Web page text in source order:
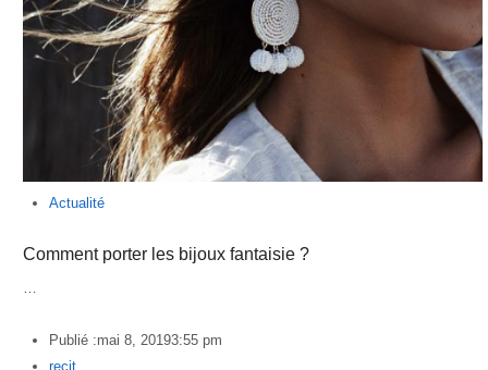
Actualité
Comment porter les bijoux fantaisie ?
Publié :mai 8, 20193:55 pm
Author
recit